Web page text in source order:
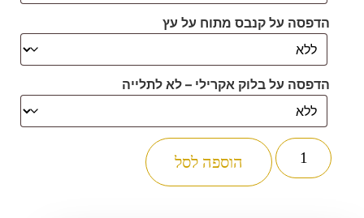
הדפסה על קנבס מתוח על עץ
הדפסה על בלוק אקרילי – לא לתלייה
כמות
של
6009
הוספה לסל